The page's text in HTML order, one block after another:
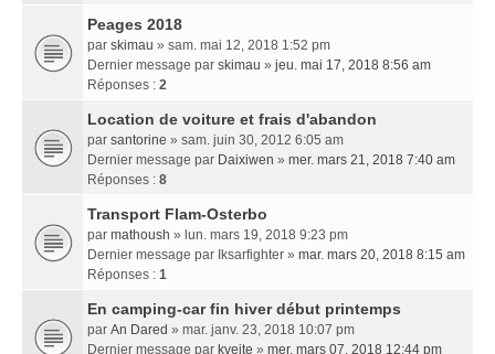
Peages 2018
par skimau » sam. mai 12, 2018 1:52 pm
Dernier message par skimau » jeu. mai 17, 2018 8:56 am
Réponses : 2
Location de voiture et frais d'abandon
par santorine » sam. juin 30, 2012 6:05 am
Dernier message par Daixiwen » mer. mars 21, 2018 7:40 am
Réponses : 8
Transport Flam-Osterbo
par mathoush » lun. mars 19, 2018 9:23 pm
Dernier message par Iksarfighter » mar. mars 20, 2018 8:15 am
Réponses : 1
En camping-car fin hiver début printemps
par An Dared » mar. janv. 23, 2018 10:07 pm
Dernier message par kveite » mer. mars 07, 2018 12:44 pm